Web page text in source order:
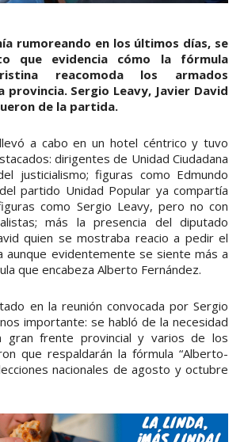
rumoreando en los últimos días, se
que evidencia cómo la fórmula
reacomoda los armados
provincia. Sergio Leavy, Javier David
de la partida.
a cabo en un hotel céntrico y tuvo
dirigentes de Unidad Ciudadana
justicialismo; figuras como Edmundo
partido Unidad Popular ya compartía
como Sergio Leavy, pero no con
más la presencia del diputado
quien se mostraba reacio a pedir el
aunque evidentemente se siente más a
que encabeza Alberto Fernández.
en la reunión convocada por Sergio
importante: se habló de la necesidad
gran frente provincial y varios de los
que respaldarán la fórmula “Alberto-
nacionales de agosto y octubre